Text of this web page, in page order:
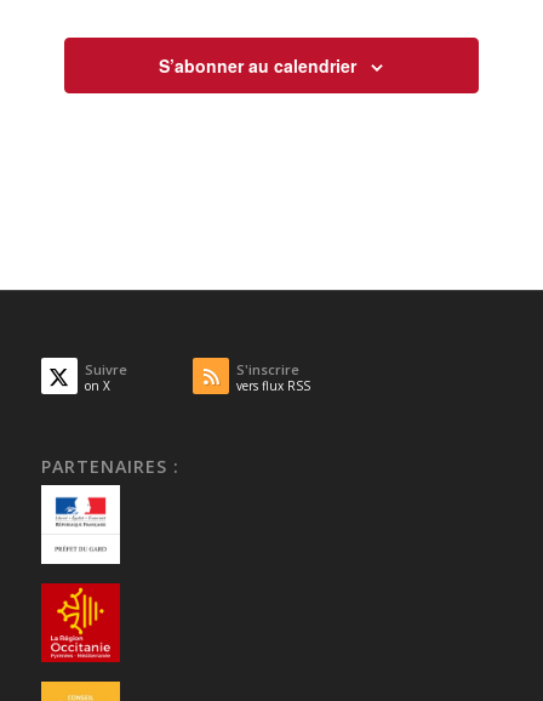
S’abonner au calendrier
Suivre
on X
S'inscrire
vers flux RSS
PARTENAIRES :